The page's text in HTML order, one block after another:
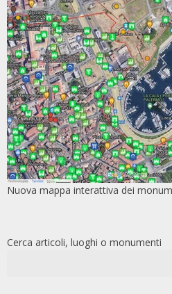
Nuova mappa interattiva dei
Cerca articoli, luoghi o monumenti